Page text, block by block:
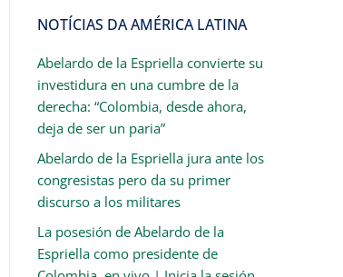
NOTÍCIAS DA AMÉRICA LATINA
Abelardo de la Espriella convierte su
investidura en una cumbre de la
derecha: “Colombia, desde ahora,
deja de ser un paria”
Abelardo de la Espriella jura ante los
congresistas pero da su primer
discurso a los militares
La posesión de Abelardo de la
Espriella como presidente de